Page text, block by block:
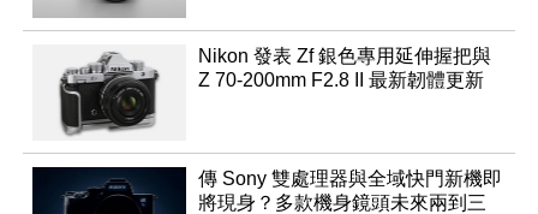
Nikon 發表 Zf 銀色專用延伸握把與
Z 70-200mm F2.8 II 最新韌體更新
傳 Sony 雙處理器與全域快門新機即
將現身？多款機身鏡頭未來兩到三